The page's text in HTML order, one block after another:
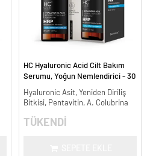
HC Hyaluronic Acid Cilt Bakım
Serumu, Yoğun Nemlendirici - 30
Hyaluronic Asit, Yeniden Diriliş
Bitkisi, Pentavitin, A. Colubrina
TÜKENDİ